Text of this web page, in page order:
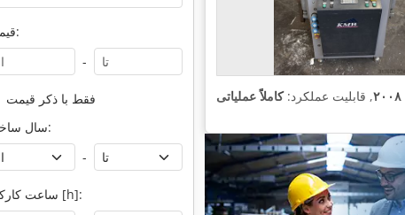
قیمت:
-
فقط با ذکر قیمت
سال ساخت:
-
ساعت کارکرد [h]:
۲۰۰۸, قابلیت عملکرد:کاملاً عملیاتی